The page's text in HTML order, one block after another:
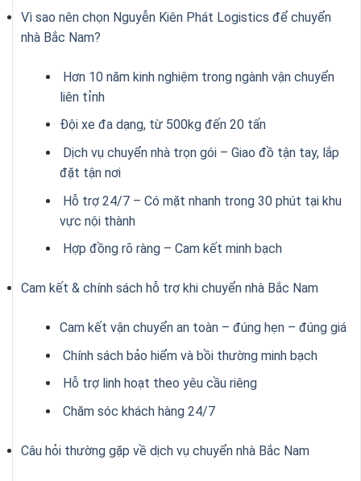
Vì sao nên chọn Nguyễn Kiên Phát Logistics để chuyển
nhà Bắc Nam?
Hơn 10 năm kinh nghiệm trong ngành vận chuyển
liên tỉnh
Đội xe đa dạng, từ 500kg đến 20 tấn
Dịch vụ chuyển nhà trọn gói – Giao đồ tận tay, lắp
đặt tận nơi
Hỗ trợ 24/7 – Có mặt nhanh trong 30 phút tại khu
vực nội thành
Hợp đồng rõ ràng – Cam kết minh bạch
Cam kết & chính sách hỗ trợ khi chuyển nhà Bắc Nam
Cam kết vận chuyển an toàn – đúng hẹn – đúng giá
Chính sách bảo hiểm và bồi thường minh bạch
Hỗ trợ linh hoạt theo yêu cầu riêng
Chăm sóc khách hàng 24/7
Câu hỏi thường gặp về dịch vụ chuyển nhà Bắc Nam